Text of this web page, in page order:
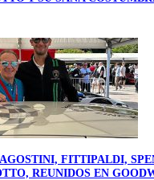
FITTIPALDI,
REUNIDOS EN